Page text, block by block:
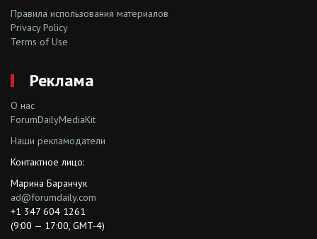
Правила использования материалов
Privacy Policy
Terms of Use
Реклама
О нас
ForumDailyMediaKit
Наши рекламодатели
Контактное лицо:
Марина Баранчук
ad@forumdaily.com
+1 347 604 1261
(9:00 — 17:00, GMT-4)